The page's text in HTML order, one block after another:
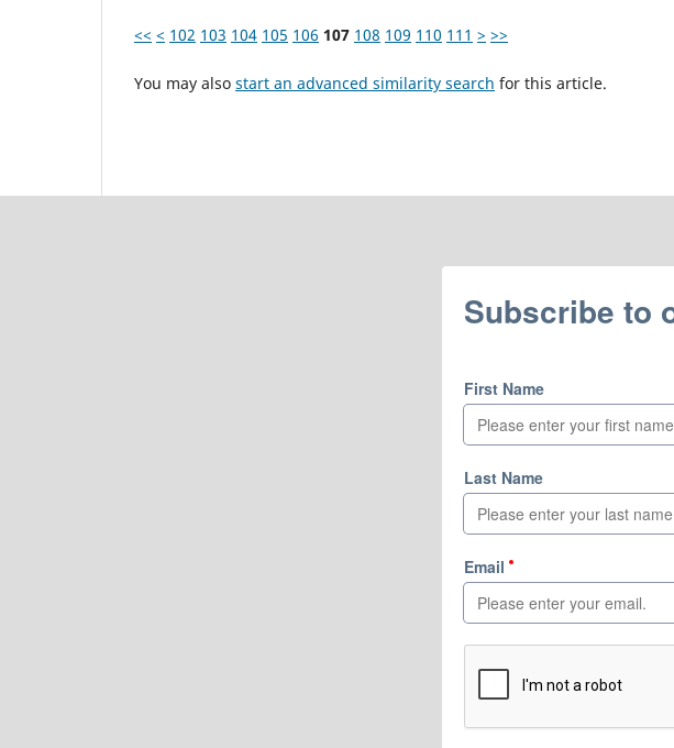
<< < 102 103 104 105 106 107 108 109 110 111 > >>
You may also start an advanced similarity search for this article.